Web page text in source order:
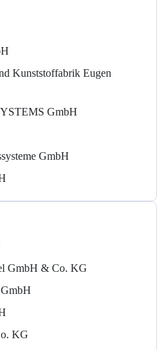
Kunststoffabrik Eugen
GmbH
GmbH
GmbH & Co. KG
KG